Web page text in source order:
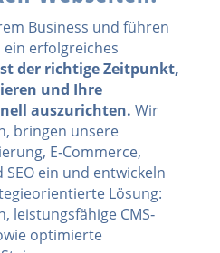
Business und führen
erfolgreiches
der richtige Zeitpunkt,
und Ihre
auszurichten. Wir
bringen unsere
E‑Commerce,
ein und entwickeln
Lösung:
leistungsfähige CMS‑
optimierte